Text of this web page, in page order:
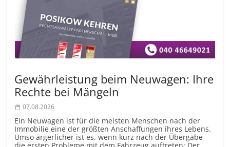
Gewährleistung beim Neuwagen: Ihre
Rechte bei Mängeln
07.08.2026
Ein Neuwagen ist für die meisten Menschen nach der
Immobilie eine der größten Anschaffungen ihres Lebens.
Umso ärgerlicher ist es, wenn kurz nach der Übergabe